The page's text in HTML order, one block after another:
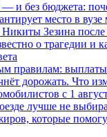
— и без бюджета:
место в
Зезина
о трагедии и
правилам: выплаты
дорожать. Что
с 1
лучше не
которые